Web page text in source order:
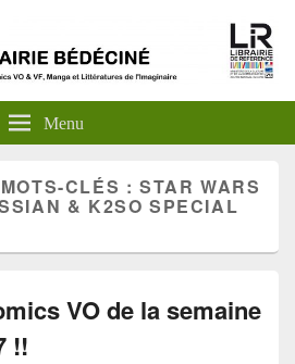
Menu
CLÉS :STAR WARS
& K2SO SPECIAL
VO de la semaine
!!